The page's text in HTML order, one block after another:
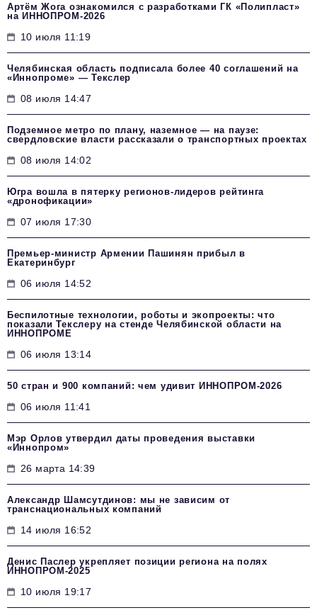
Артём Жога ознакомился с разработками ГК «Полипласт»
на ИННОПРОМ-2026
10 июля 11:19
Челябинская область подписала более 40 соглашений на
«Иннопроме» — Текслер
08 июля 14:47
Подземное метро по плану, наземное — на паузе:
свердловские власти рассказали о транспортных проектах
08 июля 14:02
Югра вошла в пятерку регионов-лидеров рейтинга
«дронофикации»
07 июля 17:30
Премьер-министр Армении Пашинян прибыл в
Екатеринбург
06 июля 14:52
Беспилотные технологии, роботы и экопроекты: что
показали Текслеру на стенде Челябинской области на
ИННОПРОМЕ
06 июля 13:14
50 стран и 900 компаний: чем удивит ИННОПРОМ‑2026
06 июля 11:41
Мэр Орлов утвердил даты проведения выставки
«Иннопром»
26 марта 14:39
Александр Шамсутдинов: мы не зависим от
транснациональных компаний
14 июля 16:52
Денис Паслер укрепляет позиции региона на полях
ИННОПРОМ-2025
10 июля 19:17